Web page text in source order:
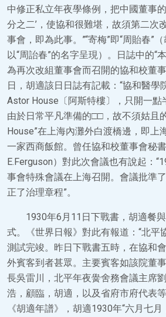
中修正私立年夜學條例，把中國董事的
分之二’，使協和很難堪，故須第二次
事會，即為此事。”“寄梅”即“周貽春”
以“周詒春”的名字呈現）。日誌中的“
為再次改組董事會而召開的協和校董
日，胡適該日日誌有記載：“協和醫學
Astor House〔阿斯特樓〕，只開一點
由於日常平凡準備的□□，故不須姑且
House”在上海內灘外白渡橋邊，即上
一家西商飯館。曾任協和校董事會秘
E.Ferguson）對此次會議也有說起：
事會特殊會議在上海召開。會議批準
正了治理章程”。
1930年6月11日下戰書，胡適餐
式。《世界日報》對此有報道：“北平
測試完竣。昨日下戰書五時，在協和
外賓客到者甚眾。主要賓客如該院董
長吳雷川，北平年夜黌舍務會議主席
浩，顧臨，胡適，以及省府市府代表
《胡適年譜》，胡適1930年“六月七